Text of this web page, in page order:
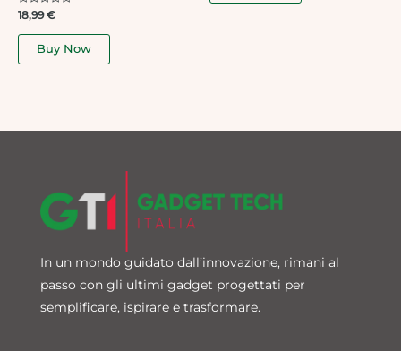
Rated
0
out
18,99€
Buy Now
In un mondo guidato dall’innovazione, rimani al
passo con gli ultimi gadget progettati per
semplificare, ispirare e trasformare.